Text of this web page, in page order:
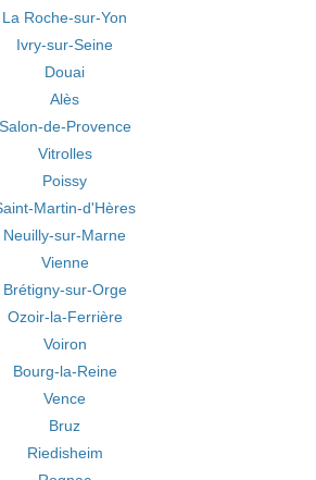
La Roche-sur-Yon
Ivry-sur-Seine
Douai
Alès
Salon-de-Provence
Vitrolles
Poissy
Martin-d'Hères
Neuilly-sur-Marne
Vienne
Brétigny-sur-Orge
Ozoir-la-Ferrière
Voiron
Bourg-la-Reine
Vence
Bruz
Riedisheim